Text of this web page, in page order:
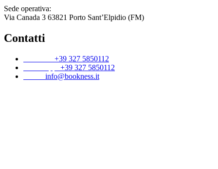
Sede operativa:
Via Canada 3 63821 Porto Sant’Elpidio (FM)
Contatti
+39 327 5850112
+39 327 5850112
info@bookness.it